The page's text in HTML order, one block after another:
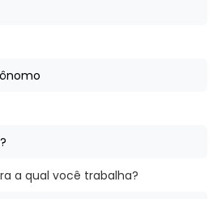
a qual você trabalha?